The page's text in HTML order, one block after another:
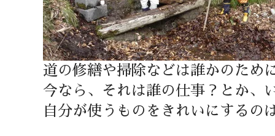
道の修繕や掃除などは誰かのため
今なら、それは誰の仕事？とか、
自分が使うものをきれいにするの